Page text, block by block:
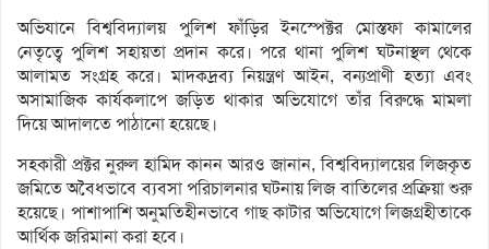
অভিযানে বিশ্ববিদ্যালয় পুলিশ ফাঁড়ির ইনস্পেক্টর মোস্তফা কামালের
নেতৃত্বে পুলিশ সহায়তা প্রদান করে। পরে থানা পুলিশ ঘটনাস্থল থেকে
আলামত সংগ্রহ করে। মাদকদ্রব্য নিয়ন্ত্রণ আইন, বন্যপ্রাণী হত্যা এবং
অসামাজিক কার্যকলাপে জড়িত থাকার অভিযোগে তাঁর বিরুদ্ধে মামলা
দিয়ে আদালতে পাঠানো হয়েছে।
সহকারী প্রক্টর নুরুল হামিদ কানন আরও জানান, বিশ্ববিদ্যালয়ের লিজকৃত
জমিতে অবৈধভাবে ব্যবসা পরিচালনার ঘটনায় লিজ বাতিলের প্রক্রিয়া শুরু
হয়েছে। পাশাপাশি অনুমতিহীনভাবে গাছ কাটার অভিযোগে লিজগ্রহীতাকে
আর্থিক জরিমানা করা হবে।